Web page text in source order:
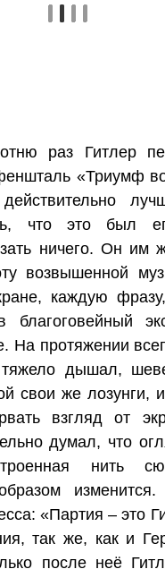
раз Гитлер
«Триумф
что это был
ничего. Он им
возвышенной
каждую
На протяжении
дышал,
свои же лозунги,
взгляд от
думал, что
нить
«Партия – это
так же, как и
после неё